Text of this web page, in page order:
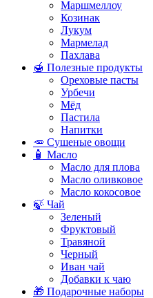
Маршмеллоу
Козинак
Лукум
Мармелад
Пахлава
🍯 Полезные продукты
Ореховые пасты
Урбечи
Мёд
Пастила
Напитки
🥕 Сушеные овощи
🧴 Масло
Масло для плова
Масло оливковое
Масло кокосовое
🍃 Чай
Зеленый
Фруктовый
Травяной
Черный
Иван чай
Добавки к чаю
🎁 Подарочные наборы